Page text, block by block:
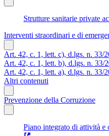
Strutture sanitarie private
Interventi straordinari e di
Art. 42, c. 1, lett. c), d.lgs. n. 33/
Art. 42, c. 1, lett. b), d.lgs. n. 33/
Art. 42, c. 1, lett. a), d.lgs. n. 33/
Altri contenuti
Prevenzione della Corruzione
Piano integrato di attività